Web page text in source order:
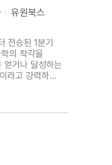
유원북스
의 착각을
라고 강력하게